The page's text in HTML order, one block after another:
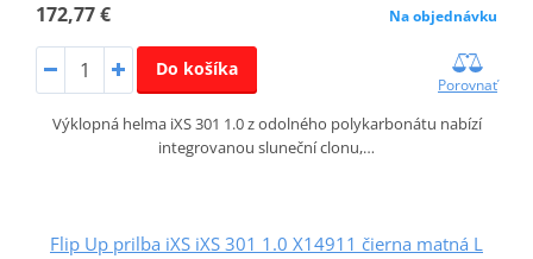
172,77 € Na objednávku
Do košíka
Porovnať
Výklopná helma iXS 301 1.0 z odolného polykarbonátu nabízí
integrovanou sluneční clonu,…
Flip Up prilba iXS iXS 301 1.0 X14911 čierna matná L